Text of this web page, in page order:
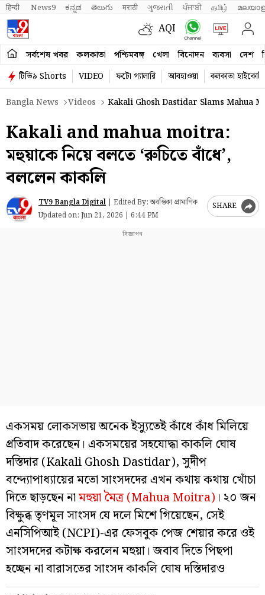
हिन्दी News9 ಕನ್ನಡ తెలుగు मराठी ગુજરાતી ਪੰਜਾਬੀ தமிழ்
AQI
সর্বশেষ খবর কলকাতা পশ্চিমবঙ্গ খেলা বিনোদন ব্যবসা দেশ
টিভি৯ Shorts VIDEO ফটো গ্যালারি আবহাওয়া
কলকাতা হাইকোর্ট
Bangla News
Videos Kakali Ghosh Dastidar Slams Mahua
Kakali and mahua moitra:
মহুয়াকে নিয়ে বলতে ‘রুচিতে বাঁধে’,
বললেন কাকলি
TV9 Bangla Digital | Edited By: অবন্তিকা প্রামাণিক
Updated on: Jun 21, 2026 | 6:44 PM
SHARE
একসময় লোকসভায় অনেক ইস্যুতেই কাঁধে কাঁধ মিলিয়ে
প্রতিবাদ করেছেন। একসময়ের সহযোদ্ধা কাকলি ঘোষ
দস্তিদার (Kakali Ghosh Dastidar), সুদীপ
বন্দ্যোপাধ্যায়ের মতো সাংসদদের এখন কথায় কথায় খোঁচা
দিতে ছাড়ছেন নামহুয়া মৈত্র (Mahua Moitra) । ২০ জন
বিক্ষুব্ধ তৃণমূল সাংসদ যে দলে মিশে গিয়েছেন, সেই
এনসিপিআই (NCPI)-এর ফেসবুক পেজ শেয়ার করে ওই
সাংসদদের কটাক্ষ করলেন মহুয়া। জবাব দিতে পিছপা
হচ্ছেন না বারাসতের সাংসদ কাকলি ঘোষ দস্তিদারও